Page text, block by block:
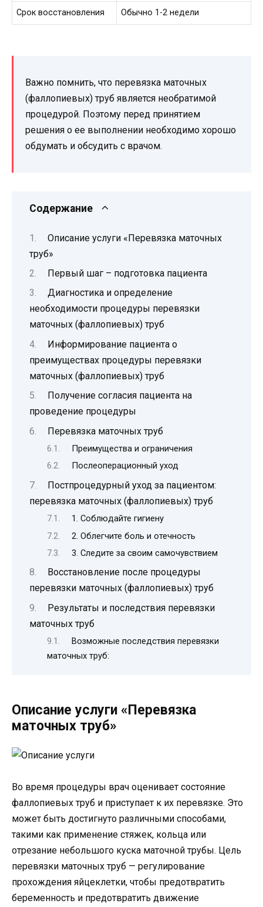
Срок восстановления Обычно 1-2 недели
Важно помнить, что перевязка маточных
(фаллопиевых) труб является необратимой
процедурой. Поэтому перед принятием
решения о ее выполнении необходимо хорошо
обдумать и обсудить с врачом.
Содержание
Описание услуги «Перевязка маточных
труб»
Первый шаг – подготовка пациента
Диагностика и определение
необходимости процедуры перевязки
маточных (фаллопиевых) труб
Информирование пациента о
преимуществах процедуры перевязки
маточных (фаллопиевых) труб
Получение согласия пациента на
проведение процедуры
Перевязка маточных труб
Преимущества и ограничения
Послеоперационный уход
Постпроцедурный уход за пациентом:
перевязка маточных (фаллопиевых) труб
1. Соблюдайте гигиену
2. Облегчите боль и отечность
3. Следите за своим самочувствием
Восстановление после процедуры
перевязки маточных (фаллопиевых) труб
Результаты и последствия перевязки
маточных труб
Возможные последствия перевязки
маточных труб:
Описание услуги «Перевязка
маточных труб»
Во время процедуры врач оценивает состояние
фаллопиевых труб и приступает к их перевязке. Это
может быть достигнуто различными способами,
такими как применение стяжек, кольца или
отрезание небольшого куска маточной трубы. Цель
перевязки маточных труб — регулирование
прохождения яйцеклетки, чтобы предотвратить
беременность и предотвратить движение